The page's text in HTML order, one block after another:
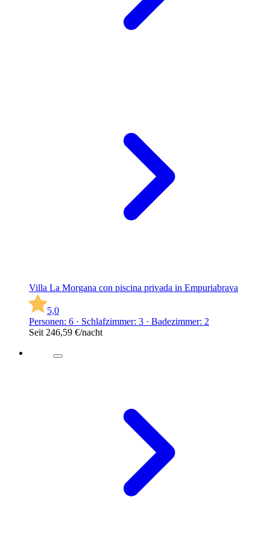
Villa La Morgana con piscina privada in Empuriabrava
5,0
Personen: 6 · Schlafzimmer: 3 · Badezimmer: 2
Seit 246,59 €/nacht